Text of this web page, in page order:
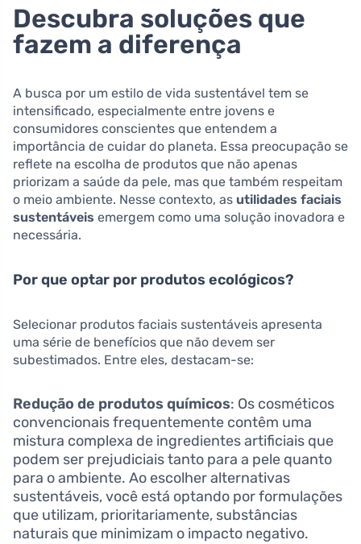
Descubra soluções que
fazem a diferença
A busca por um estilo de vida sustentável tem se
intensificado, especialmente entre jovens e
consumidores conscientes que entendem a
importância de cuidar do planeta. Essa preocupação se
reflete na escolha de produtos que não apenas
priorizam a saúde da pele, mas que também respeitam
o meio ambiente. Nesse contexto, as utilidades faciais
sustentáveis emergem como uma solução inovadora e
necessária.
Por que optar por produtos ecológicos?
Selecionar produtos faciais sustentáveis apresenta
uma série de benefícios que não devem ser
subestimados. Entre eles, destacam-se:
Redução de produtos químicos: Os cosméticos
convencionais frequentemente contêm uma
mistura complexa de ingredientes artificiais que
podem ser prejudiciais tanto para a pele quanto
para o ambiente. Ao escolher alternativas
sustentáveis, você está optando por formulações
que utilizam, prioritariamente, substâncias
naturais que minimizam o impacto negativo.